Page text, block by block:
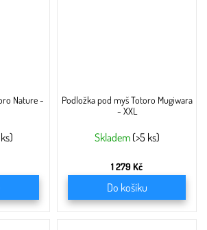
Nature -
Podložka pod myš Totoro Mugiwara
- XXL
Skladem (>5 ks)
1 279 Kč
Do košíku